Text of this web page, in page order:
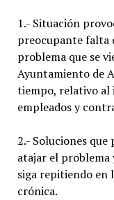
1.- Situación
preocupante falta
problema que se
Ayuntamiento de
tiempo, relativo al
empleados y
2.- Soluciones
atajar el problema
siga repitiendo en
crónica.